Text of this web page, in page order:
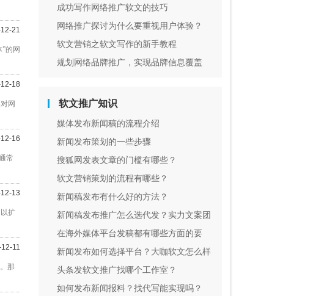
21
的网
18
网
16
常
13
扩
11
那
的方式
成功写作网络推广软文的技巧
网络推广探讨为什么要重视用户体验？
软文营销之软文写作的新手教程
规划网络品牌推广，实现品牌信息覆盖
软文推广知识
媒体发布新闻稿的流程介绍
新闻发布策划的一些步骤
搜狐网发表文章的门槛有哪些？
软文营销策划的流程有哪些？
新闻稿发布有什么好的方法？
新闻稿发布推广怎么选代发？实力文案团
队全方位一对一服务
在海外媒体平台发稿都有哪些方面的要
求?
新闻发布如何选择平台？大咖软文怎么样
达标？
头条发软文推广找哪个工作室？
如何发布新闻报料？找代写能实现吗？